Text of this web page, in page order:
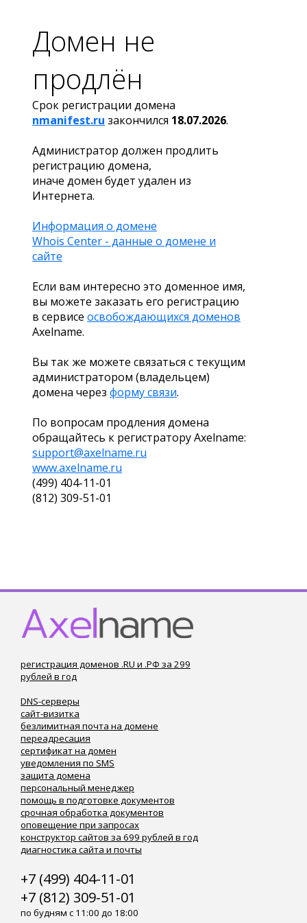
Домен не
продлён
Срок регистрации домена
nmanifest.ru закончился 18.07.2026.
Администратор должен продлить
регистрацию домена,
иначе домен будет удален из
Интернета.
Информация о домене
Whois Center - данные о домене и
сайте
Если вам интересно это доменное имя,
вы можете заказать его регистрацию
в сервисе освобождающихся доменов
Axelname.
Вы так же можете связаться с текущим
администратором (владельцем)
домена через форму связи.
По вопросам продления домена
обращайтесь к регистратору Axelname:
support@axelname.ru
www.axelname.ru
(499) 404-11-01
(812) 309-51-01
регистрация доменов .RU и .РФ за 299
рублей в год
DNS-серверы
сайт-визитка
безлимитная почта на домене
переадресация
сертификат на домен
уведомления по SMS
защита домена
персональный менеджер
помощь в подготовке документов
срочная обработка документов
оповещение при запросах
конструктор сайтов за 699 рублей в год
диагностика сайта и почты
+7 (499) 404-11-01
+7 (812) 309-51-01
по будням с 11:00 до 18:00